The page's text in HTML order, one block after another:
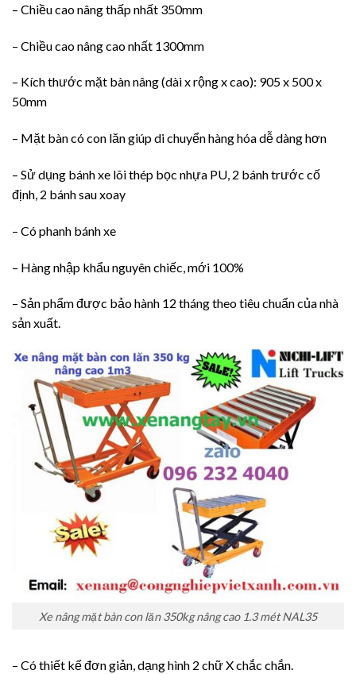
– Chiều cao nâng thấp nhất 350mm
– Chiều cao nâng cao nhất 1300mm
– Kích thước mặt bàn nâng (dài x rộng x cao): 905 x 500 x
50mm
– Mặt bàn có con lăn giúp di chuyển hàng hóa dễ dàng hơn
– Sử dụng bánh xe lõi thép bọc nhựa PU, 2 bánh trước cố
định, 2 bánh sau xoay
– Có phanh bánh xe
– Hàng nhập khẩu nguyên chiếc, mới 100%
– Sản phẩm được bảo hành 12 tháng theo tiêu chuẩn của nhà
sản xuất.
Xe nâng mặt bàn con lăn 350kg nâng cao 1.3 mét NAL35
– Có thiết kế đơn giản, dạng hình 2 chữ X chắc chắn.